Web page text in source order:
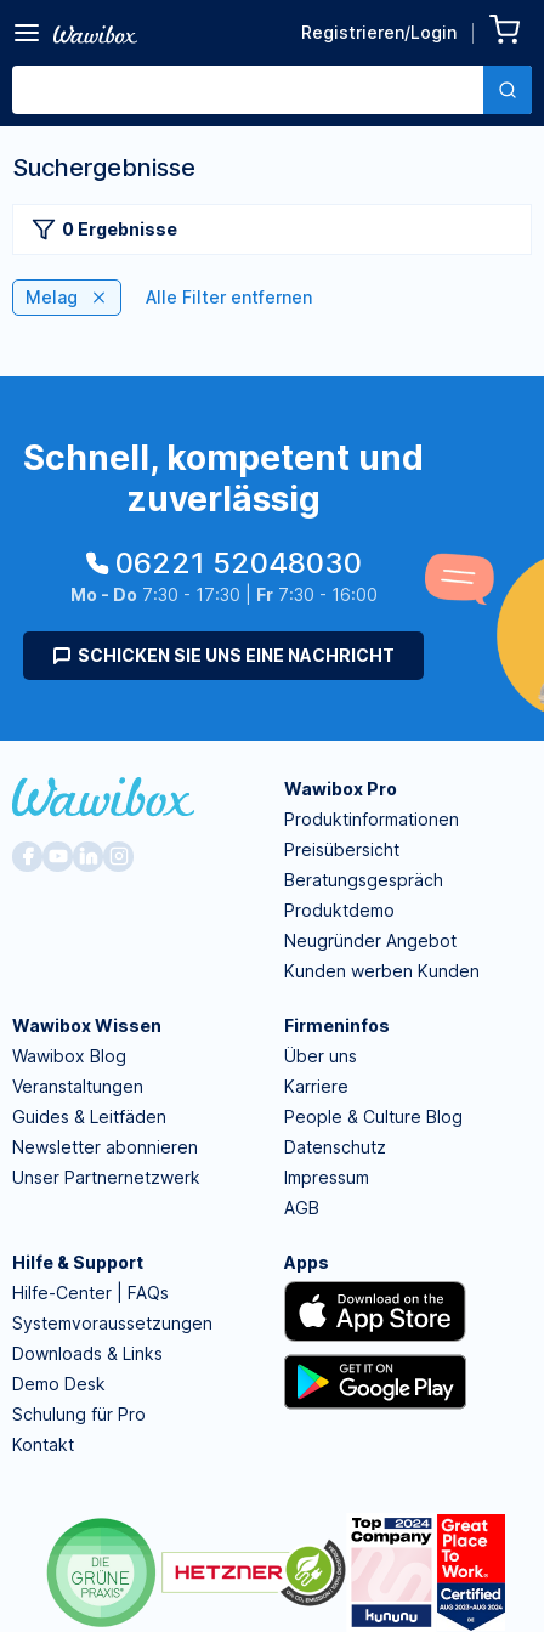
Registrieren/Login
Suchergebnisse
0 Ergebnisse
Melag Alle Filter entfernen
Schnell, kompetent und
zuverlässig
06221 52048030
Mo - Do 7:30 - 17:30 | Fr7:30 - 16:00
SCHICKEN SIE UNS EINE NACHRICHT
Wawibox Pro
Produktinformationen
Preisübersicht
Beratungsgespräch
Produktdemo
Neugründer Angebot
Kunden werben Kunden
Wawibox Wissen
Wawibox Blog
Veranstaltungen
Guides & Leitfäden
Newsletter abonnieren
Unser Partnernetzwerk
Firmeninfos
Über uns
Karriere
People & Culture Blog
Datenschutz
Impressum
AGB
Hilfe & Support
Hilfe-Center | FAQs
Systemvoraussetzungen
Downloads & Links
Demo Desk
Schulung für Pro
Kontakt
Apps